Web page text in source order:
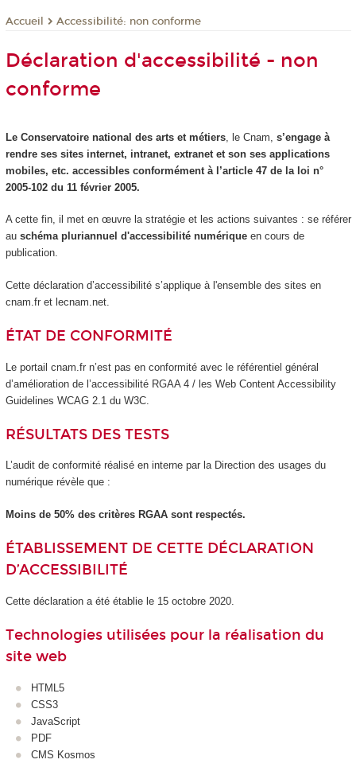
Accueil Accessibilité: non conforme
Déclaration d'accessibilité - non
conforme
Le Conservatoire national des arts et métiers, le Cnam, s’engage à
rendre ses sites internet, intranet, extranet et son ses applications
mobiles, etc. accessibles conformément à l’article 47 de la loi n°
2005-102 du 11 février 2005.
A cette fin, il met en œuvre la stratégie et les actions suivantes : se référer
au schéma pluriannuel d'accessibilité numériqueen cours de
publication.
Cette déclaration d’accessibilité s’applique à l'ensemble des sites en
cnam.fr et lecnam.net.
ÉTAT DE CONFORMITÉ
Le portail cnam.fr n’est pas en conformité avec le référentiel général
d’amélioration de l’accessibilité RGAA 4 / les Web Content Accessibility
Guidelines WCAG 2.1 du W3C.
RÉSULTATS DES TESTS
L’audit de conformité réalisé en interne par la Direction des usages du
numérique révèle que :
Moins de 50% des critères RGAA sont respectés.
ÉTABLISSEMENT DE CETTE DÉCLARATION
D’ACCESSIBILITÉ
Cette déclaration a été établie le 15 octobre 2020.
Technologies utilisées pour la réalisation du
site web
HTML5
CSS3
JavaScript
PDF
CMS Kosmos